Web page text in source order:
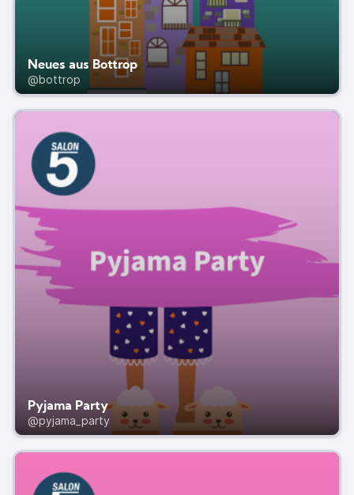
Neues aus Bottrop
@bottrop
Pyjama Party
@pyjama_party